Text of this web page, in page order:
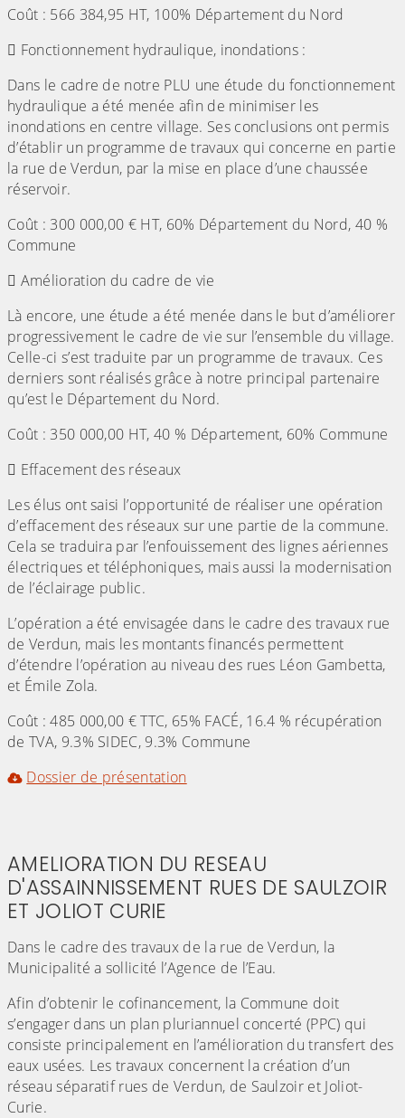
Coût : 566 384,95 HT, 100% Département du Nord
 Fonctionnement hydraulique, inondations :
Dans le cadre de notre PLU une étude du fonctionnement
hydraulique a été menée afin de minimiser les
inondations en centre village. Ses conclusions ont permis
d’établir un programme de travaux qui concerne en partie
la rue de Verdun, par la mise en place d’une chaussée
réservoir.
Coût : 300 000,00 € HT, 60% Département du Nord, 40 %
Commune
 Amélioration du cadre de vie
Là encore, une étude a été menée dans le but d’améliorer
progressivement le cadre de vie sur l’ensemble du village.
Celle-ci s’est traduite par un programme de travaux. Ces
derniers sont réalisés grâce à notre principal partenaire
qu’est le Département du Nord.
Coût : 350 000,00 HT, 40 % Département, 60% Commune
 Effacement des réseaux
Les élus ont saisi l’opportunité de réaliser une opération
d’effacement des réseaux sur une partie de la commune.
Cela se traduira par l’enfouissement des lignes aériennes
électriques et téléphoniques, mais aussi la modernisation
de l’éclairage public.
L’opération a été envisagée dans le cadre des travaux rue
de Verdun, mais les montants financés permettent
d’étendre l’opération au niveau des rues Léon Gambetta,
et Émile Zola.
Coût : 485 000,00 € TTC, 65% FACÉ, 16.4 % récupération
de TVA, 9.3% SIDEC, 9.3% Commune
Dossier de présentation
AMELIORATION DU RESEAU
D'ASSAINNISSEMENT RUES DE SAULZOIR
ET JOLIOT CURIE
Dans le cadre des travaux de la rue de Verdun, la
Municipalité a sollicité l’Agence de l’Eau.
Afin d’obtenir le cofinancement, la Commune doit
s’engager dans un plan pluriannuel concerté (PPC) qui
consiste principalement en l’amélioration du transfert des
eaux usées. Les travaux concernent la création d’un
réseau séparatif rues de Verdun, de Saulzoir et Joliot-
Curie.